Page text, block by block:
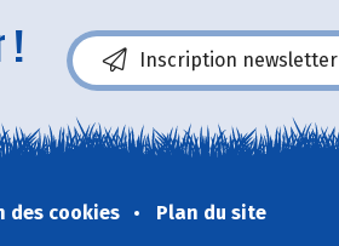
! Inscription newsletter
des cookies Plan du site